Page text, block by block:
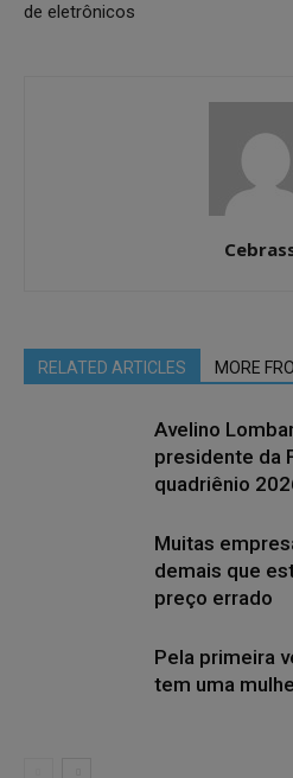
de eletrônicos
RELATED ARTICLES MORE
Avelino
presidente da
quadriênio
Muitas
demais que
preço errado
Pela primeira
tem uma